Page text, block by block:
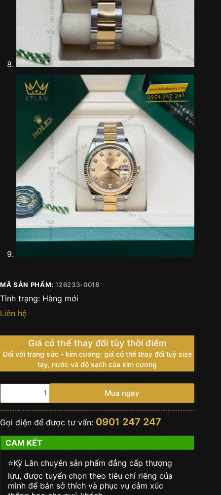
MÃ SẢN PHẨM:126233-0018
Tình trạng: Hàng mới
Liên hệ
Giá có thể thay đổi tùy thời điểm
Đối với trang sức - kim cương: giá có thể thay đổi tuỳ size
tay, nước và độ sạch của kim cương
Đồng
Rolex
36
champagne
dây
oyster
126233-
0018
số
lượng
Mua ngay
Gọi điện để được tư vấn: 0901 247 247
CAM KẾT
⭐️Kỳ Lân chuyên sản phẩm đẳng cấp thượng
lưu, được tuyển chọn theo tiêu chí riêng của
mình để bán sở thích và phục vụ cảm xúc